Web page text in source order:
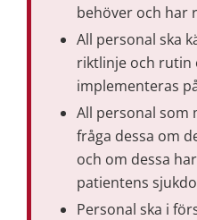
behöver och har
All personal ska
riktlinje och rutin
implementeras
All personal som
fråga dessa om
och om dessa
patientens
Personal ska i